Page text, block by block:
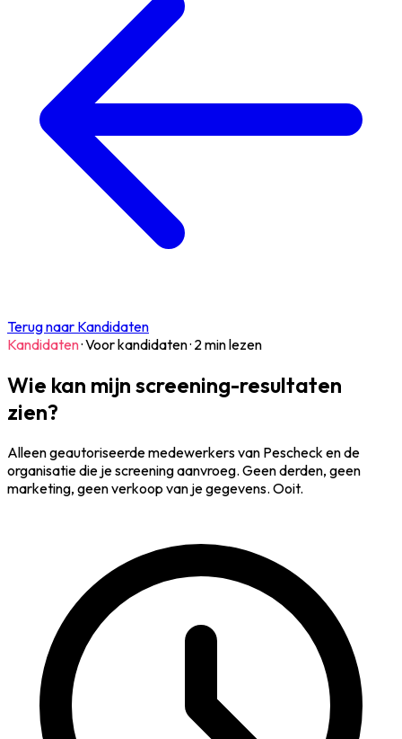
Terug naar Kandidaten
Kandidaten·Voor kandidaten· 2 min lezen
Wie kan mijn screening-resultaten
zien?
Alleen geautoriseerde medewerkers van Pescheck en de
organisatie die je screening aanvroeg. Geen derden, geen
marketing, geen verkoop van je gegevens. Ooit.